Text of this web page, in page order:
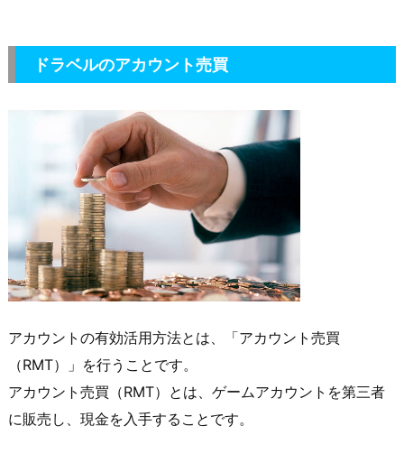
ドラベルのアカウント売買
アカウントの有効活用方法とは、「アカウント売買
（RMT）」を行うことです。
アカウント売買（RMT）とは、ゲームアカウントを第三者
に販売し、現金を入手することです。